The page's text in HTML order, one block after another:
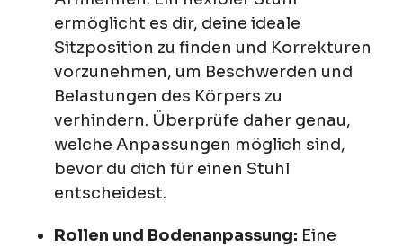
ermöglicht es dir, deine ideale
Sitzposition zu finden und Korrekturen
vorzunehmen, um Beschwerden und
Belastungen des Körpers zu
verhindern. Überprüfe daher genau,
welche Anpassungen möglich sind,
bevor du dich für einen Stuhl
entscheidest.
Rollen und Bodenanpassung: Eine